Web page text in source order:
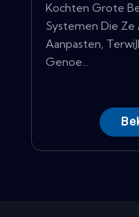
Kochten Grote
Systemen Die Ze
Aanpasten,
Genoe...